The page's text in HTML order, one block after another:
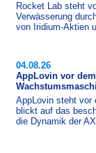
Rocket Lab steht
Verwässerung
von Iridium-​Aktien
04.08.26
AppLovin vor
AppLovin steht vor
blickt auf das
die Dynamik der